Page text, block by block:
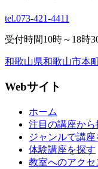
tel.073-421-4411
受付時間10時～18時
和歌山県和歌山市本
Webサイト
ホーム
注目の講座から
ジャンルで講座
体験講座を探す
教室へのアクセ